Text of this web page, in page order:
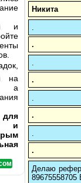
и
на
а
и
Никита
.
.
.
.
.
.
.
.
Делаю
89675558705